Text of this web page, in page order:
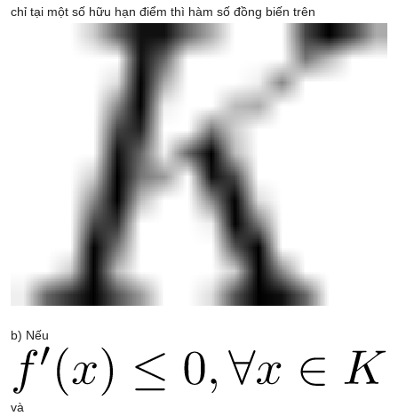
chỉ tại một số hữu hạn điểm thì hàm số đồng biến trên
b) Nếu
và